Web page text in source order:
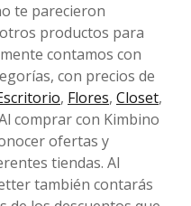
te parecieron
productos para
contamos con
con precios de
, Flores, Closet,
comprar con Kimbino
ofertas y
tiendas. Al
también contarás